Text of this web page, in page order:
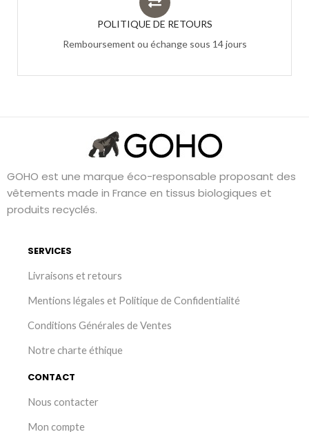
POLITIQUE DE RETOURS
Remboursement ou échange sous 14 jours
GOHO est une marque éco-responsable proposant des
vêtements made in France en tissus biologiques et
produits recyclés.
SERVICES
Livraisons et retours
Mentions légales et Politique de Confidentialité
Conditions Générales de Ventes
Notre charte éthique
CONTACT
Nous contacter
Mon compte